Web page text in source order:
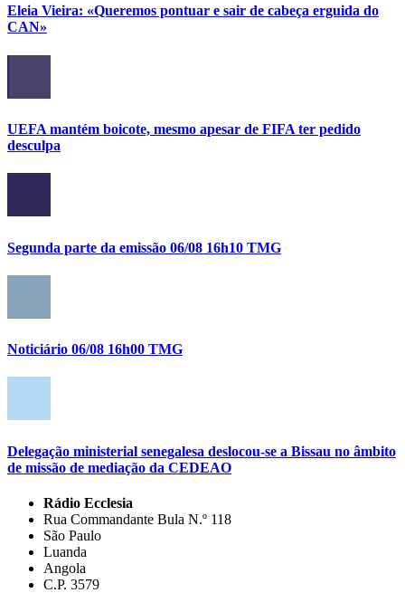
Eleia Vieira: «Queremos pontuar e sair de cabeça erguida do
CAN»
UEFA mantém boicote, mesmo apesar de FIFA ter pedido
desculpa
Segunda parte da emissão 06/08 16h10 TMG
Noticiário 06/08 16h00 TMG
Delegação ministerial senegalesa deslocou-se a Bissau no âmbito
de missão de mediação da CEDEAO
Rádio Ecclesia
Rua Commandante Bula N.º 118
São Paulo
Luanda
Angola
C.P. 3579